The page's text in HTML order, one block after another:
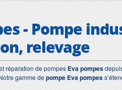
- Pompe
relevage
réparation de pompes Eva pompes
gamme depompe Eva pompes